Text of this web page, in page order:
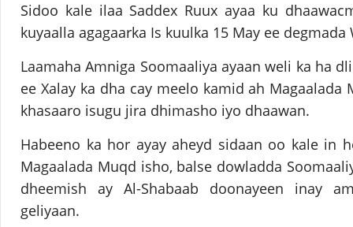
Sidoo kale ilaa Saddex Ruux ayaa ku
kuyaalla agagaarka Is kuulka 15 May ee degmada
Laamaha Amniga Soomaaliya ayaan weli ka ha
ee Xalay ka dha cay meelo kamid ah Magaalada
khasaaro isugu jira dhimasho iyo dhaawan.
Habeeno ka hor ayay aheyd sidaan oo kale in
Magaalada Muqd isho, balse dowladda
dheemish ay Al-Shabaab doonayeen inay
geliyaan.